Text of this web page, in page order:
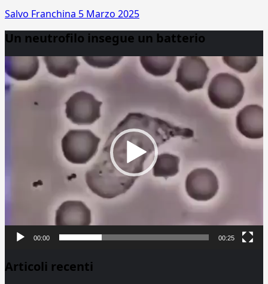
Salvo Franchina 5 Marzo 2025
Un neutrofilo insegue un batterio
Player
00:00 00:25
Articoli recenti